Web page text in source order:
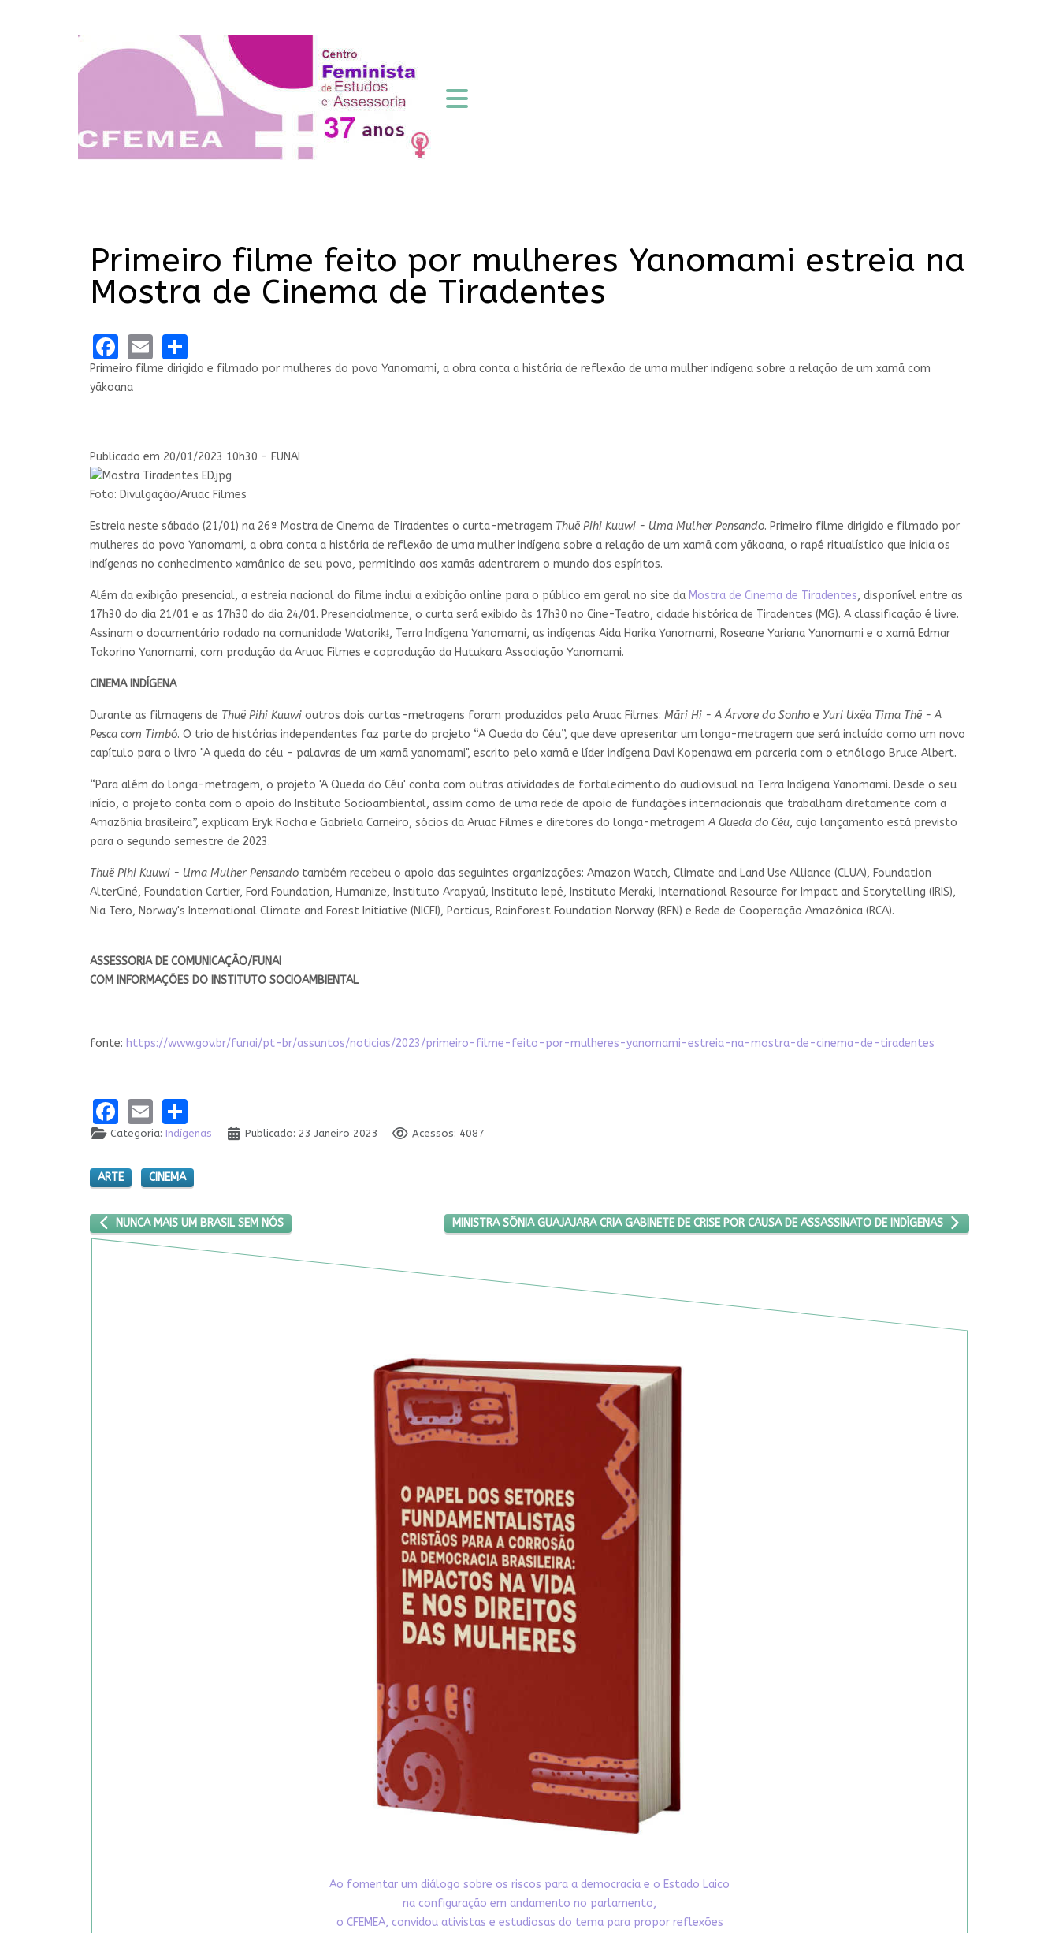
Primeiro filme feito por mulheres Yanomami estreia na
Mostra de Cinema de Tiradentes
Facebook
Email
Primeiro filme dirigido e filmado por mulheres do povo Yanomami, a obra conta a história de reflexão de uma mulher indígena sobre a relação de um xamã com
yãkoana
Publicado em 20/01/2023 10h30 - FUNAI
Foto: Divulgação/Aruac Filmes
Estreia neste sábado (21/01) na 26ª Mostra de Cinema de Tiradentes o curta-metragem Thuë Pihi Kuuwi - Uma Mulher Pensando. Primeiro filme dirigido e filmado por
mulheres do povo Yanomami, a obra conta a história de reflexão de uma mulher indígena sobre a relação de um xamã com yãkoana, o rapé ritualístico que inicia os
indígenas no conhecimento xamânico de seu povo, permitindo aos xamãs adentrarem o mundo dos espíritos.
Além da exibição presencial, a estreia nacional do filme inclui a exibição online para o público em geral no site da Mostra de Cinema de Tiradentes, disponível entre as
17h30 do dia 21/01 e as 17h30 do dia 24/01. Presencialmente, o curta será exibido às 17h30 no Cine-Teatro, cidade histórica de Tiradentes (MG). A classificação é livre.
Assinam o documentário rodado na comunidade Watorikɨ, Terra Indígena Yanomami, as indígenas Aida Harika Yanomami, Roseane Yariana Yanomami e o xamã Edmar
Tokorino Yanomami, com produção da Aruac Filmes e coprodução da Hutukara Associação Yanomami.
CINEMA INDÍGENA
Durante as filmagens de Thuë Pihi Kuuwi outros dois curtas-metragens foram produzidos pela Aruac Filmes: Mãri Hi - A Árvore do Sonho e Yuri Uxëa Tima Thë - A
Pesca com Timbó. O trio de histórias independentes faz parte do projeto “A Queda do Céu”, que deve apresentar um longa-metragem que será incluído como um novo
capítulo para o livro "A queda do céu - palavras de um xamã yanomami", escrito pelo xamã e líder indígena Davi Kopenawa em parceria com o etnólogo Bruce Albert.
“Para além do longa-metragem, o projeto 'A Queda do Céu' conta com outras atividades de fortalecimento do audiovisual na Terra Indígena Yanomami. Desde o seu
início, o projeto conta com o apoio do Instituto Socioambiental, assim como de uma rede de apoio de fundações internacionais que trabalham diretamente com a
Amazônia brasileira”, explicam Eryk Rocha e Gabriela Carneiro, sócios da Aruac Filmes e diretores do longa-metragemA Queda do Céu, cujo lançamento está previsto
para o segundo semestre de 2023.
Thuë Pihi Kuuwi - Uma Mulher Pensando também recebeu o apoio das seguintes organizações: Amazon Watch, Climate and Land Use Alliance (CLUA), Foundation
AlterCiné, Foundation Cartier, Ford Foundation, Humanize, Instituto Arapyaú, Instituto Iepé, Instituto Meraki, International Resource for Impact and Storytelling (IRIS),
Nia Tero, Norway's International Climate and Forest Initiative (NICFI), Porticus, Rainforest Foundation Norway (RFN) e Rede de Cooperação Amazônica (RCA).
ASSESSORIA DE COMUNICAÇÃO/FUNAI
COM INFORMAÇÕES DO INSTITUTO SOCIOAMBIENTAL
fonte: https://www.gov.br/funai/pt-br/assuntos/noticias/2023/primeiro-filme-feito-por-mulheres-yanomami-estreia-na-mostra-de-cinema-de-tiradentes
Facebook
Email
Categoria: Indígenas Publicado: 23 Janeiro 2023 Acessos: 4087
ARTE CINEMA
ARTIGO ANTERIOR: NUNCA MAIS UM BRASIL SEM NÓS
NUNCA MAIS UM BRASIL SEM NÓS PRÓXIMO ARTIGO: MINISTRA SÔNIA GUAJAJARA CRIA GABINETE DE CRISE POR CAUSA DE ASSASSINATO DE INDÍGENAS
MINISTRA SÔNIA GUAJAJARA CRIA GABINETE DE CRISE POR CAUSA DE ASSASSINATO DE INDÍGENAS
Ao fomentar um diálogo sobre os riscos para a democracia e o Estado Laico
na configuração em andamento no parlamento,
o CFEMEA, convidou ativistas e estudiosas do tema para propor reflexões